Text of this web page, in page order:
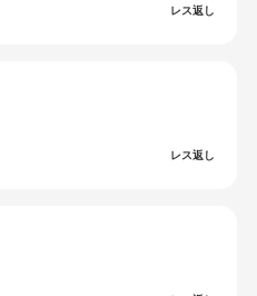
レス返し
レス返し